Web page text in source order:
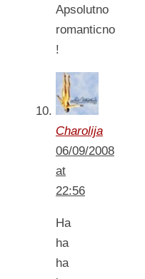
Apsolutno
romanticno
!
Charolija
06/09/2008
at
22:56
Ha
ha
ha